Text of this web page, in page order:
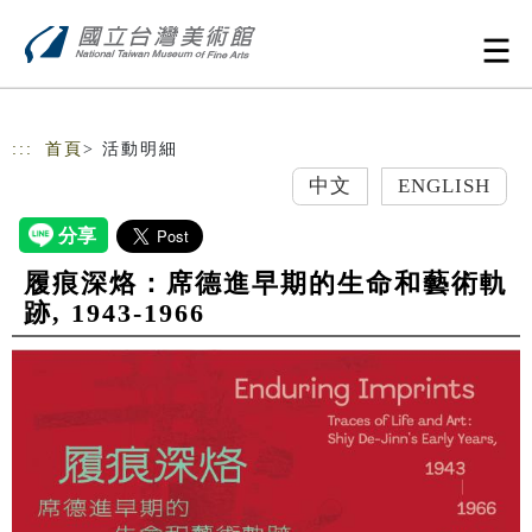
::: 首頁 > 活動明細
中文 ENGLISH
履痕深烙：席德進早期的生命和藝術軌
跡, 1943-1966